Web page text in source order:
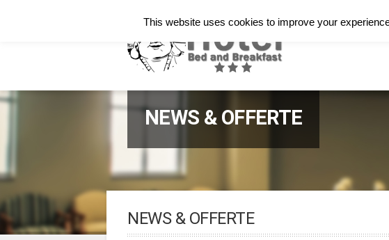
NEWS & OFFERTE
NEWS & OFFERTE
This website uses cookies to improve your